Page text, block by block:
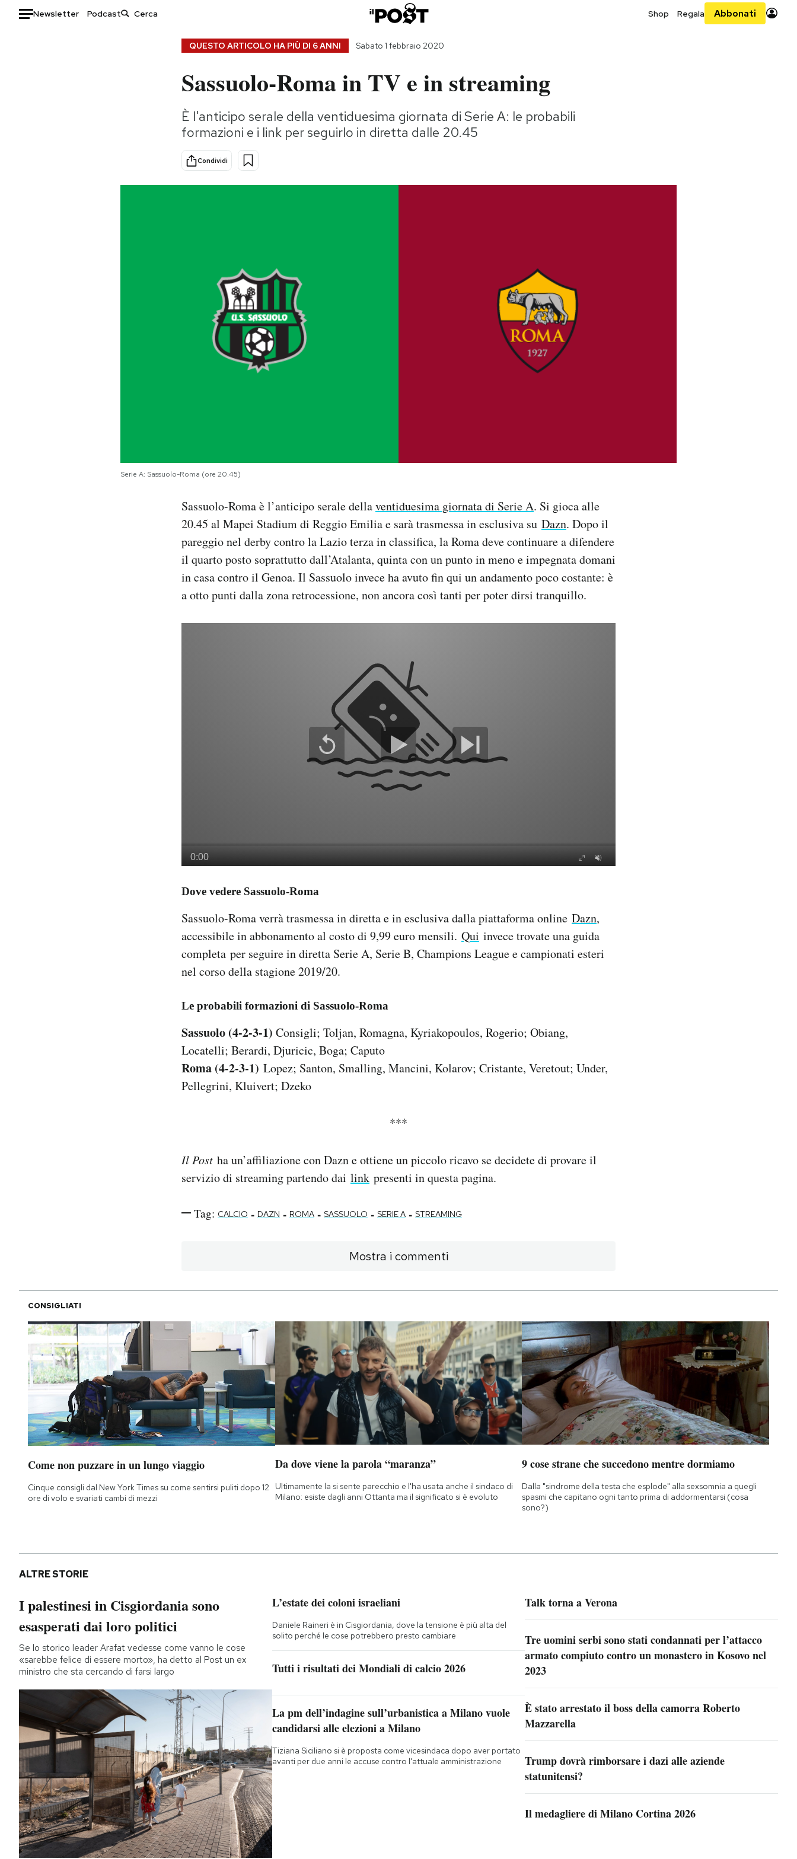
Newsletter Podcast Shop Regala Abbonati
Consumismi
Storie/Idee
Ok Boomer!
Media
QUESTO ARTICOLO HA PIÙ DI 6 ANNI Sabato 1 febbraio 2020
Sassuolo-Roma in TV e in streaming
È l'anticipo serale della ventiduesima giornata di Serie A: le probabili
formazioni e i link per seguirlo in diretta dalle 20.45
Condividi
Serie A: Sassuolo-Roma (ore 20.45)
Sassuolo-Roma è l’anticipo serale dellaventiduesima giornata di Serie A. Si gioca alle
20.45 al Mapei Stadium di Reggio Emilia e sarà trasmessa in esclusiva su Dazn. Dopo il
pareggio nel derby contro la Lazio terza in classifica, la Roma deve continuare a difendere
il quarto posto soprattutto dall’Atalanta, quinta con un punto in meno e impegnata domani
in casa contro il Genoa. Il Sassuolo invece ha avuto fin qui un andamento poco costante: è
a otto punti dalla zona retrocessione, non ancora così tanti per poter dirsi tranquillo.
Dove vedere Sassuolo-Roma
Sassuolo-Roma verrà trasmessa in diretta e in esclusiva dalla piattaforma online Dazn,
accessibile in abbonamento al costo di 9,99 euro mensili. Qui invece trovate una guida
completa per seguire in diretta Serie A, Serie B, Champions League e campionati esteri
nel corso della stagione 2019/20.
Le probabili formazioni di Sassuolo-Roma
Sassuolo (4-2-3-1) Consigli; Toljan, Romagna, Kyriakopoulos, Rogerio; Obiang,
Locatelli; Berardi, Djuricic, Boga; Caputo
Roma (4-2-3-1) Lopez; Santon, Smalling, Mancini, Kolarov; Cristante, Veretout; Under,
Pellegrini, Kluivert; Dzeko
***
Il Post ha un’affiliazione con Dazn e ottiene un piccolo ricavo se decidete di provare il
servizio di streaming partendo dai link presenti in questa pagina.
Tag: CALCIO - DAZN - ROMA - SASSUOLO - SERIE A - STREAMING
Mostra i commenti
CONSIGLIATI
Come non puzzare in un lungo viaggio
Cinque consigli dal New York Times su come sentirsi puliti dopo 12
ore di volo e svariati cambi di mezzi
Da dove viene la parola “maranza”
Ultimamente la si sente parecchio e l'ha usata anche il sindaco di
Milano: esiste dagli anni Ottanta ma il significato si è evoluto
9 cose strane che succedono mentre dormiamo
Dalla "sindrome della testa che esplode" alla sexsomnia a quegli
spasmi che capitano ogni tanto prima di addormentarsi (cosa
sono?)
ALTRE STORIE
I palestinesi in Cisgiordania sono
esasperati dai loro politici
Se lo storico leader Arafat vedesse come vanno le cose
«sarebbe felice di essere morto», ha detto al Post un ex
ministro che sta cercando di farsi largo
L’estate dei coloni israeliani
Daniele Raineri è in Cisgiordania, dove la tensione è più alta del
solito perché le cose potrebbero presto cambiare
Tutti i risultati dei Mondiali di calcio 2026
La pm dell’indagine sull’urbanistica a Milano vuole
candidarsi alle elezioni a Milano
Tiziana Siciliano si è proposta come vicesindaca dopo aver portato
avanti per due anni le accuse contro l'attuale amministrazione
Talk torna a Verona
Tre uomini serbi sono stati condannati per l’attacco
armato compiuto contro un monastero in Kosovo nel
2023
È stato arrestato il boss della camorra Roberto
Mazzarella
Trump dovrà rimborsare i dazi alle aziende
statunitensi?
Il medagliere di Milano Cortina 2026